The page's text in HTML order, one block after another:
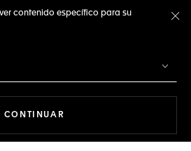
contenido específico para su
CONTINUAR